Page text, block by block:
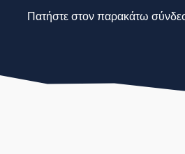
Πατήστε στον παρακάτω